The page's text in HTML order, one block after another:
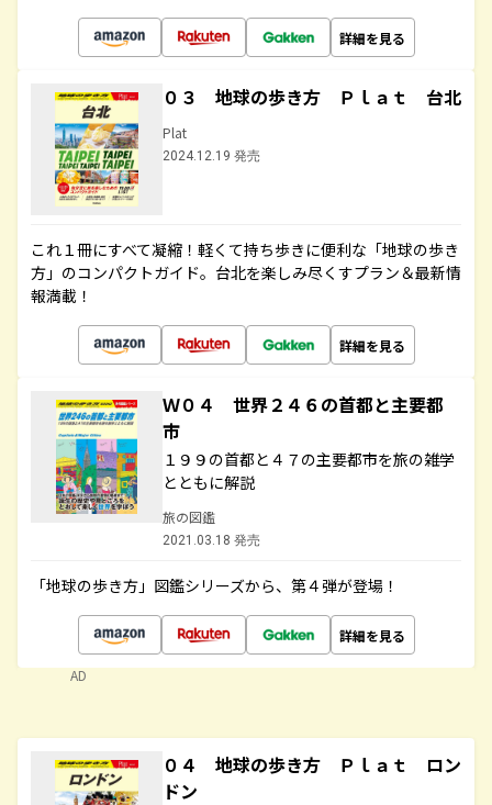
詳細を見る
０３ 地球の歩き方 Ｐｌａｔ 台北
Plat
2024.12.19 発売
これ１冊にすべて凝縮！軽くて持ち歩きに便利な「地球の歩き
方」のコンパクトガイド。台北を楽しみ尽くすプラン＆最新情
報満載！
詳細を見る
Ｗ０４ 世界２４６の首都と主要都
市
１９９の首都と４７の主要都市を旅の雑学
とともに解説
旅の図鑑
2021.03.18 発売
「地球の歩き方」図鑑シリーズから、第４弾が登場！
詳細を見る
AD
０４ 地球の歩き方 Ｐｌａｔ ロン
ドン